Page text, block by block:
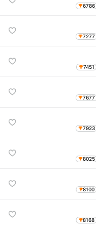
6786
7277
7451
7677
7923
8025
8100
8168